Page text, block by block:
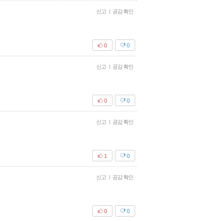
신고 | 공감 확인
0
0
신고 | 공감 확인
0
0
신고 | 공감 확인
0
1
신고 | 공감 확인
0
0